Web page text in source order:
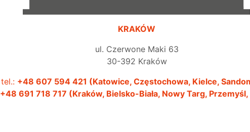
KRAKÓW
ul. Czerwone Maki 63
30-392 Kraków
tel.: +48 607 594 421 (Katowice, Częstochowa, Kielce,
+48 691 718 717 (Kraków, Bielsko-Biała, Nowy Targ,